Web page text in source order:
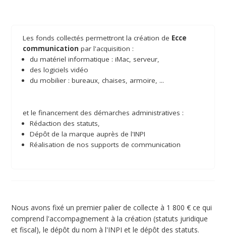
Les fonds collectés permettront la création de Ecce
communication par l'acquisition :
du matériel informatique : iMac, serveur,
des logiciels vidéo
du mobilier : bureaux, chaises, armoire, ...
et le financement des démarches administratives :
Rédaction des statuts,
Dépôt de la marque auprès de l'INPI
Réalisation de nos supports de communication
Nous avons fixé un premier palier de collecte à 1 800 € ce qui
comprend l'accompagnement à la création (statuts juridique
et fiscal), le dépôt du nom à l'INPI et le dépôt des statuts.